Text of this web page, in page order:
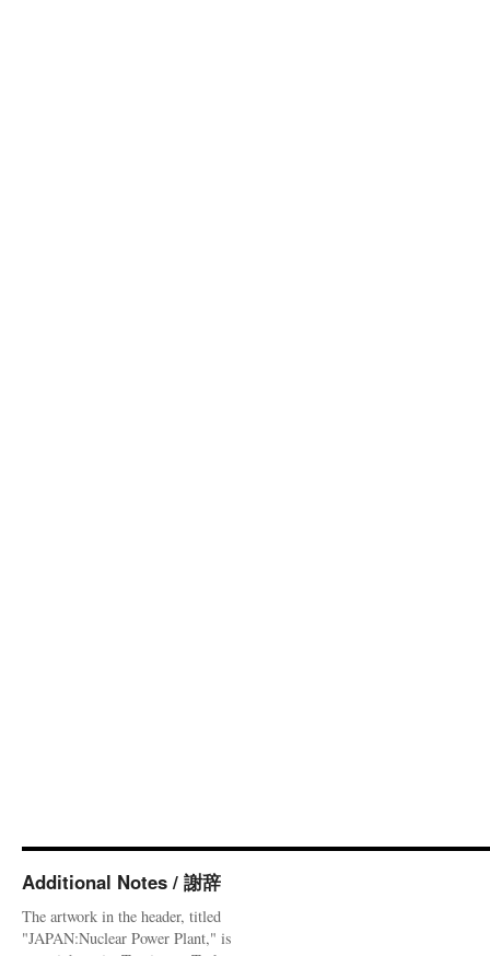
Additional Notes / 謝辞
The artwork in the header, titled
"JAPAN:Nuclear Power Plant," is